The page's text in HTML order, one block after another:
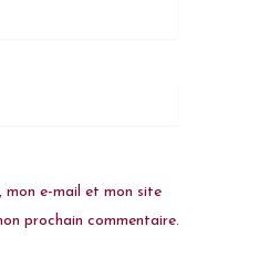
mon e-mail et mon site
prochain commentaire.